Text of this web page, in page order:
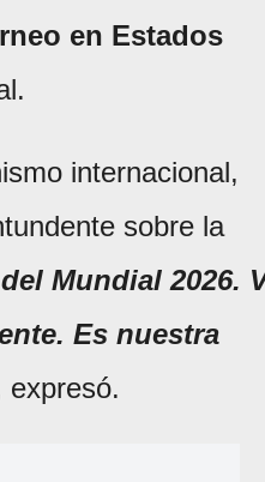
en Estados
internacional,
sobre la
Mundial 2026.
Es nuestra
expresó.